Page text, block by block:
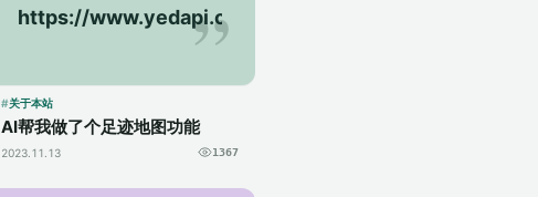
https://www.yedapi.com/footmark
关于本站
AI帮我做了个足迹地图功能
2023.11.13 1367